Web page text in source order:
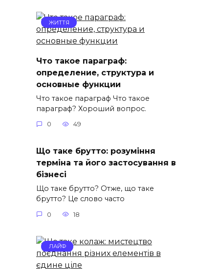
ЖИТТЯ
Что такое параграф:
определение, структура и
основные функции
Что такое параграф Что такое
параграф? Хороший вопрос.
0 49
Що таке брутто: розуміння
терміна та його застосування в
бізнесі
Що таке брутто? Отже, що таке
брутто? Це слово часто
0 18
ЛАЙФ